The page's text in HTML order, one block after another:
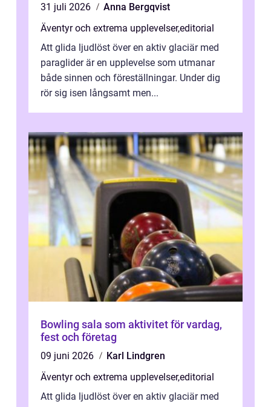
31 juli 2026
Anna Bergqvist
Äventyr och extrema upplevelser,editorial
Att glida ljudlöst över en aktiv glaciär med
paraglider är en upplevelse som utmanar
både sinnen och föreställningar. Under dig
rör sig isen långsamt men...
Bowling sala som aktivitet för vardag,
fest och företag
09 juni 2026
Karl Lindgren
Äventyr och extrema upplevelser,editorial
Att glida ljudlöst över en aktiv glaciär med